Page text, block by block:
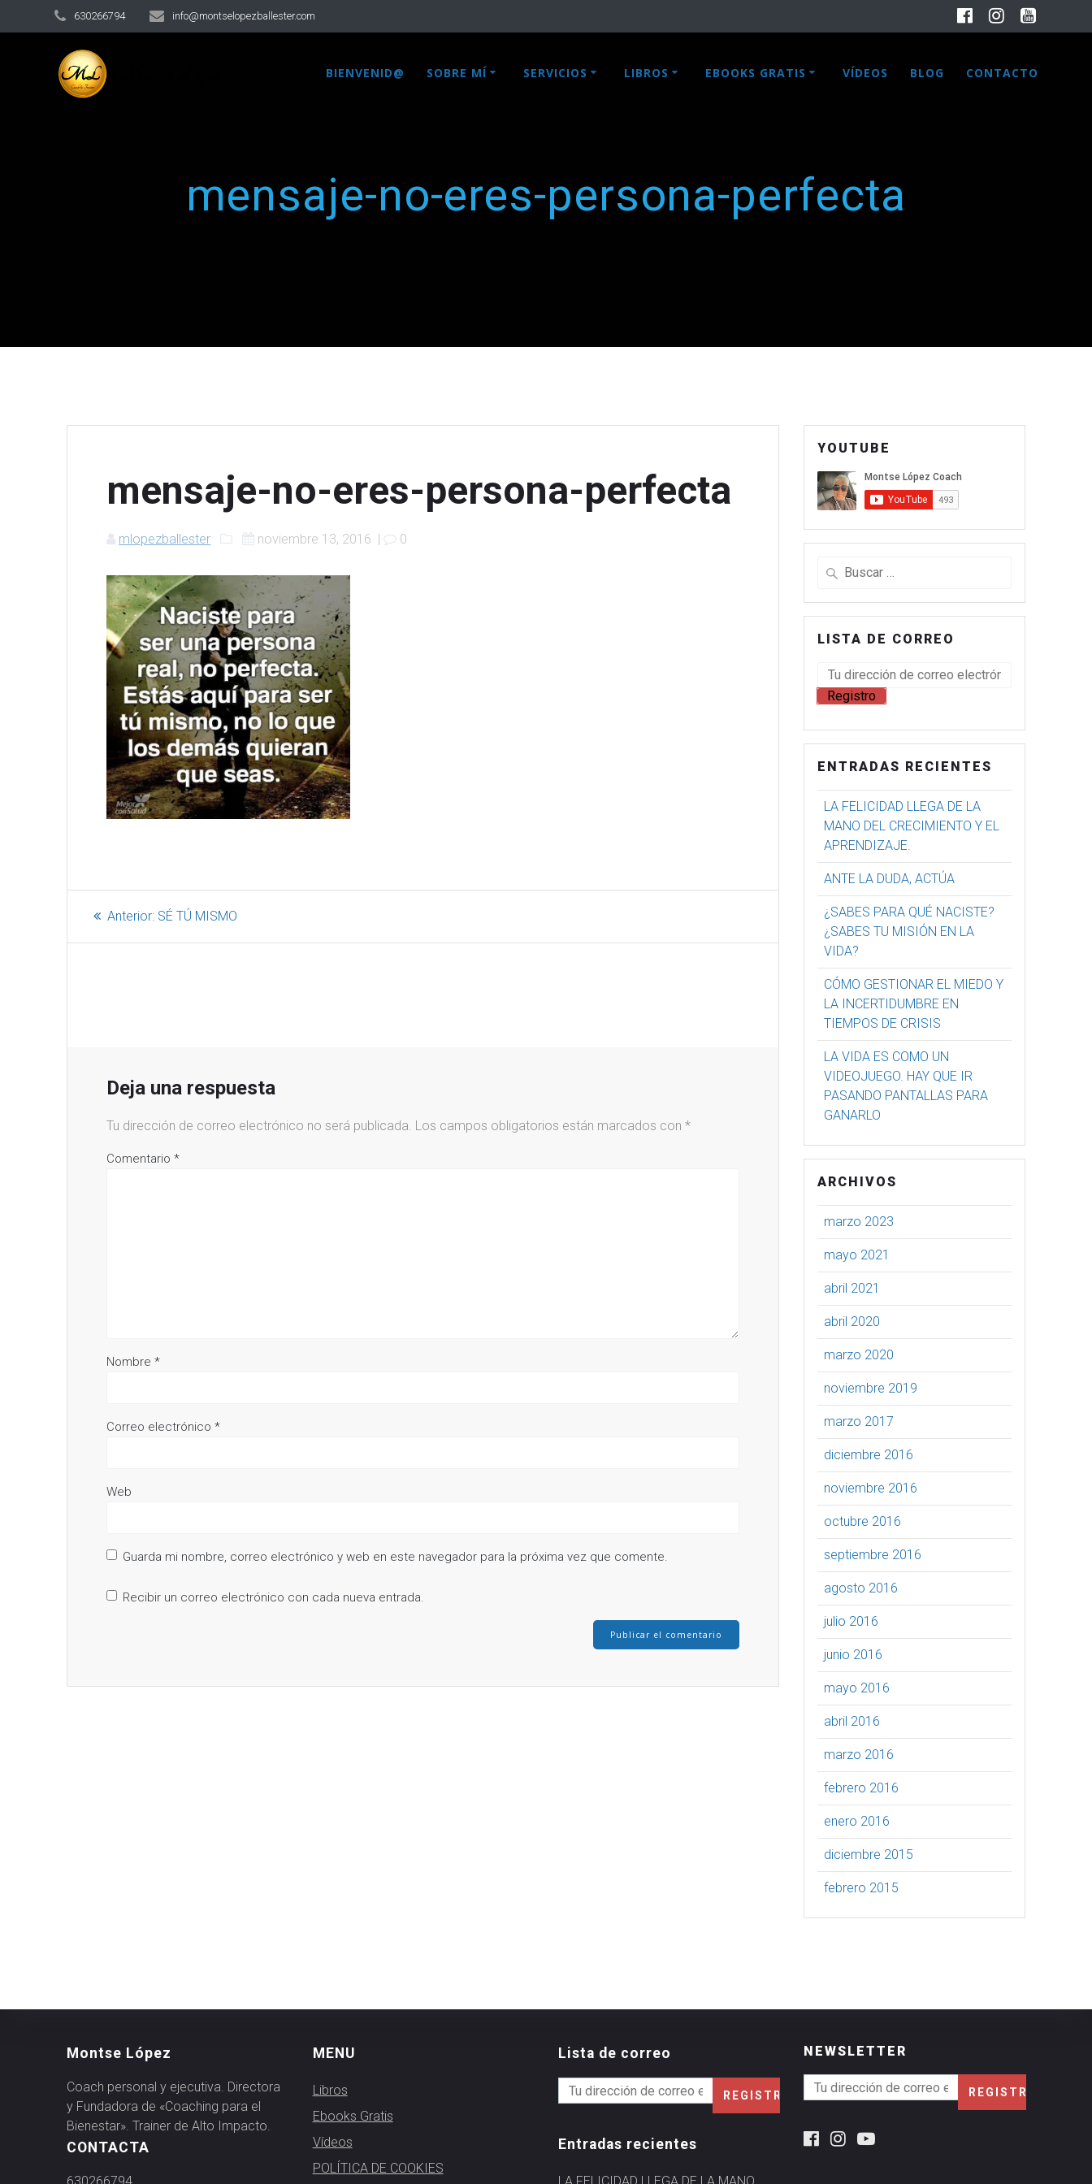
630266794 info@montselopezballester.com
BIENVENID@ SOBRE MÍ SERVICIOS LIBROS EBOOKS GRATIS VÍDEOS BLOG CONTACTO
mensaje-no-eres-persona-perfecta
mensaje-no-eres-persona-perfecta
mlopezballester noviembre 13, 2016 | 0
Anterior: SÉ TÚ MISMO
Deja una respuesta
Tu dirección de correo electrónico no será publicada. Los campos obligatorios están marcados con*
Comentario*
Nombre*
Correo electrónico*
Web
Guarda mi nombre, correo electrónico y web en este navegador para la próxima vez que comente.
Recibir un correo electrónico con cada nueva entrada.
YOUTUBE
LISTA DE CORREO
ENTRADAS RECIENTES
LA FELICIDAD LLEGA DE LA
MANO DEL CRECIMIENTO Y EL
APRENDIZAJE.
ANTE LA DUDA, ACTÚA
¿SABES PARA QUÉ NACISTE?
¿SABES TU MISIÓN EN LA
VIDA?
CÓMO GESTIONAR EL MIEDO Y
LA INCERTIDUMBRE EN
TIEMPOS DE CRISIS
LA VIDA ES COMO UN
VIDEOJUEGO. HAY QUE IR
PASANDO PANTALLAS PARA
GANARLO
ARCHIVOS
marzo 2023
mayo 2021
abril 2021
abril 2020
marzo 2020
noviembre 2019
marzo 2017
diciembre 2016
noviembre 2016
octubre 2016
septiembre 2016
agosto 2016
julio 2016
junio 2016
mayo 2016
abril 2016
marzo 2016
febrero 2016
enero 2016
diciembre 2015
febrero 2015
Montse López
Coach personal y ejecutiva. Directora
y Fundadora de «Coaching para el
Bienestar». Trainer de Alto Impacto.
CONTACTA
MENU
Libros
Ebooks Gratis
Vídeos
POLÍTICA DE COOKIES
Lista de correo
Entradas recientes
NEWSLETTER